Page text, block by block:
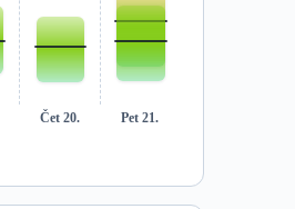
Čet 20. Pet 21.